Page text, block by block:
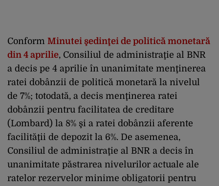
Conform Minutei şedinţei de politică monetară
din 4 aprilie, Consiliul de administraţie al BNR
a decis pe 4 aprilie în unanimitate menţinerea
ratei dobânzii de politică monetară la nivelul
de 7%; totodată, a decis menţinerea ratei
dobânzii pentru facilitatea de creditare
(Lombard) la 8% şi a ratei dobânzii aferente
facilităţii de depozit la 6%. De asemenea,
Consiliul de administraţie al BNR a decis în
unanimitate păstrarea nivelurilor actuale ale
ratelor rezervelor minime obligatorii pentru